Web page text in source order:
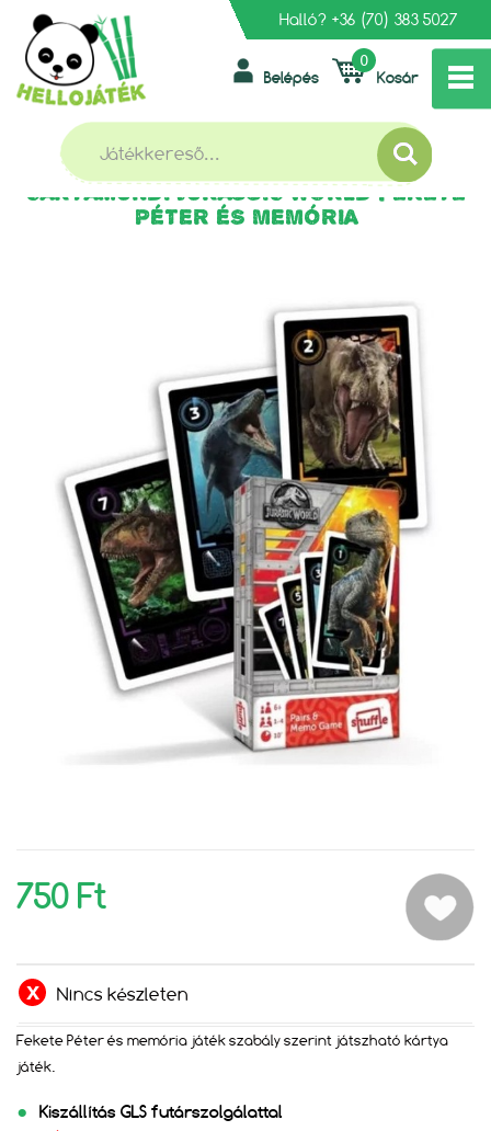
Halló? +36 (70) 383 5027
Kosár
0
Belépés
FŐOLDAL » TÁRSASJÁTÉKOK, KÁRTYÁK KÁRTYAJÁTÉKOK
»
CARTAMUNDI JURASSIC WORLD FEKETE PÉTER ÉS MEMÓRIA
CARTAMUNDI JURASSIC WORLD FEKETE
PÉTER ÉS MEMÓRIA
750 Ft
Nincs készleten
Fekete Péter és memória játék szabály szerint játszható kártya
játék.
Kiszállítás GLS futárszolgálattal